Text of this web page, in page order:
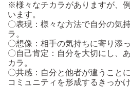
※様々なチカラがありますが、
います。
〇表現：様々な方法で自分の気
ラ。
〇想像：相手の気持ちに寄り添
〇自己肯定：自分を大切にし、
カラ。
〇共感：自分と他者が違うこと
コミュニティを形成するきっか